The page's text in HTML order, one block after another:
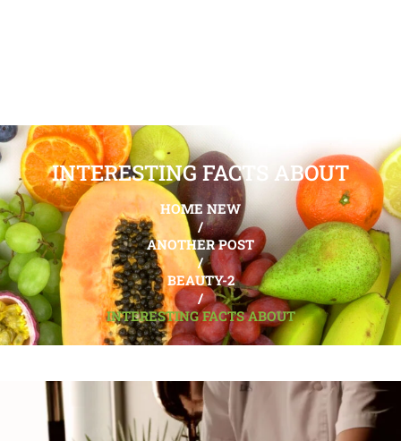
INTERESTING FACTS ABOUT
HOME NEW
/
ANOTHER POST
/
BEAUTY-2
/
INTERESTING FACTS ABOUT